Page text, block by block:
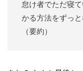
怠け者でただ寝
かる方法をずっと
（要約）